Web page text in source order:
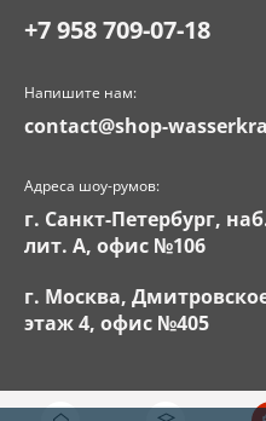
+7 958 709-07-18
Напишите нам:
contact@shop-
Адреса шоу-румов:
г. Санкт-Петербург,
лит. А, офис №106
г. Москва,
этаж 4, офис №405